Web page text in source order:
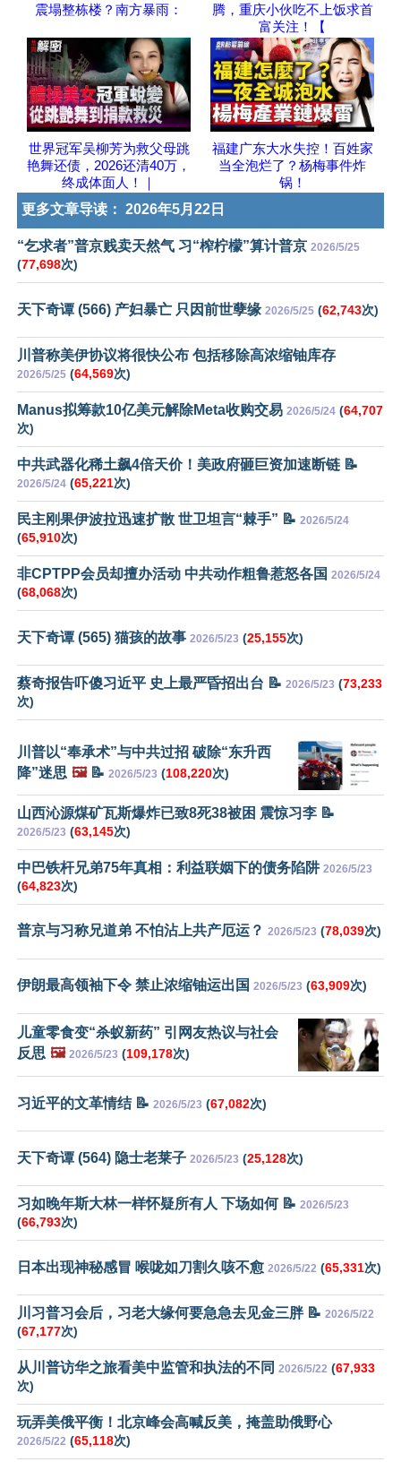
震塌整栋楼？南方暴雨：
腾，重庆小伙吃不上饭求首
富关注！【
世界冠军吴柳芳为救父母跳
艳舞还债，2026还清40万，
终成体面人！｜
福建广东大水失控！百姓家
当全泡烂了？杨梅事件炸
锅！
更多文章导读： 2026年5月22日
“乞求者”普京贱卖天然气 习“榨柠檬”算计普京 2026/5/25
(77,698次)
天下奇谭 (566) 产妇暴亡 只因前世孽缘 2026/5/25 (62,743次)
川普称美伊协议将很快公布 包括移除高浓缩铀库存
2026/5/25 (64,569次)
Manus拟筹款10亿美元解除Meta收购交易 2026/5/24 (64,707
次)
中共武器化稀土飙4倍天价！美政府砸巨资加速断链 📝
2026/5/24 (65,221次)
民主刚果伊波拉迅速扩散 世卫坦言“棘手” 📝 2026/5/24
(65,910次)
非CPTPP会员却擅办活动 中共动作粗鲁惹怒各国 2026/5/24
(68,068次)
天下奇谭 (565) 猫孩的故事 2026/5/23 (25,155次)
蔡奇报告吓傻习近平 史上最严昏招出台 📝 2026/5/23 (73,233
次)
川普以“奉承术”与中共过招 破除“东升西
降”迷思 🖼️📝 2026/5/23 (108,220次)
山西沁源煤矿瓦斯爆炸已致8死38被困 震惊习李 📝
2026/5/23 (63,145次)
中巴铁杆兄弟75年真相：利益联姻下的债务陷阱 2026/5/23
(64,823次)
普京与习称兄道弟 不怕沾上共产厄运？ 2026/5/23 (78,039次)
伊朗最高领袖下令 禁止浓缩铀运出国 2026/5/23 (63,909次)
儿童零食变“杀蚁新药” 引网友热议与社会
反思 🖼️ 2026/5/23 (109,178次)
习近平的文革情结 📝 2026/5/23 (67,082次)
天下奇谭 (564) 隐士老莱子 2026/5/23 (25,128次)
习如晚年斯大林一样怀疑所有人 下场如何 📝 2026/5/23
(66,793次)
日本出现神秘感冒 喉咙如刀割久咳不愈 2026/5/22 (65,331次)
川习普习会后，习老大缘何要急急去见金三胖 📝 2026/5/22
(67,177次)
从川普访华之旅看美中监管和执法的不同 2026/5/22 (67,933
次)
玩弄美俄平衡！北京峰会高喊反美，掩盖助俄野心
2026/5/22 (65,118次)